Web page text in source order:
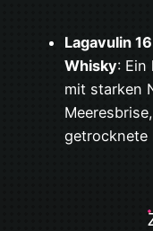
Lagavulin
Whisky: Ein
mit starken
getrocknete